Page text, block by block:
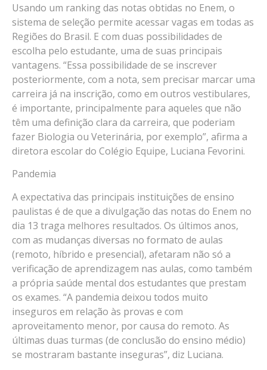
Usando um ranking das notas obtidas no Enem, o
sistema de seleção permite acessar vagas em todas as
Regiões do Brasil. E com duas possibilidades de
escolha pelo estudante, uma de suas principais
vantagens. “Essa possibilidade de se inscrever
posteriormente, com a nota, sem precisar marcar uma
carreira já na inscrição, como em outros vestibulares,
é importante, principalmente para aqueles que não
têm uma definição clara da carreira, que poderiam
fazer Biologia ou Veterinária, por exemplo”, afirma a
diretora escolar do Colégio Equipe, Luciana Fevorini.
Pandemia
A expectativa das principais instituições de ensino
paulistas é de que a divulgação das notas do Enem no
dia 13 traga melhores resultados. Os últimos anos,
com as mudanças diversas no formato de aulas
(remoto, híbrido e presencial), afetaram não só a
verificação de aprendizagem nas aulas, como também
a própria saúde mental dos estudantes que prestam
os exames. “A pandemia deixou todos muito
inseguros em relação às provas e com
aproveitamento menor, por causa do remoto. As
últimas duas turmas (de conclusão do ensino médio)
se mostraram bastante inseguras”, diz Luciana.